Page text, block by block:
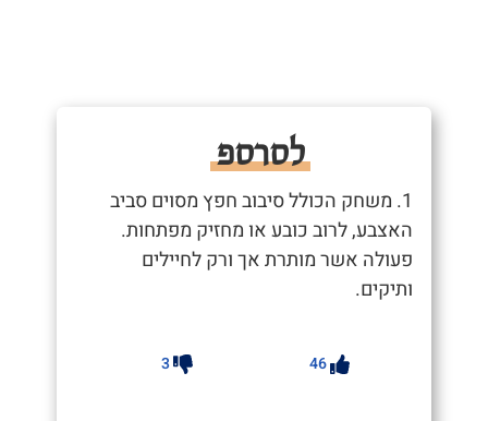
לסרספ
1. משחק הכולל סיבוב חפץ מסוים סביב
האצבע, לרוב כובע או מחזיק מפתחות.
פעולה אשר מותרת אך ורק לחיילים
ותיקים.
46
3